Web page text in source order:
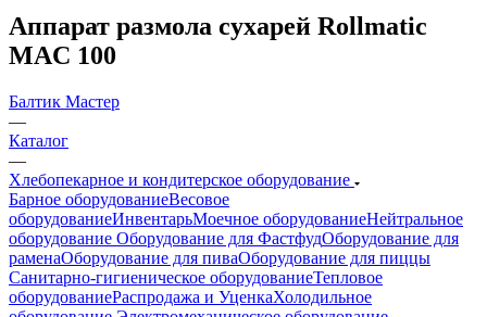
Аппарат размола сухарей Rollmatic
MAC 100
Балтик Мастер
—
Каталог
—
Хлебопекарное и кондитерское оборудование
Барное оборудованиеВесовое
оборудованиеИнвентарьМоечное оборудованиеНейтральное
оборудование Оборудование для ФастфудОборудование для
раменаОборудование для пиваОборудование для пиццы
Санитарно-гигиеническое оборудованиеТепловое
оборудованиеРаспродажа и УценкаХолодильное